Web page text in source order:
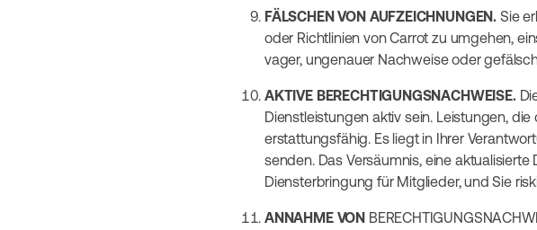
FÄLSCHEN VON AUFZEICHNUNGEN. Sie
oder Richtlinien von Carrot zu umgehen,
vager, ungenauer Nachweise oder
AKTIVE BERECHTIGUNGSNACHWEISE.
Dienstleistungen aktiv sein. Leistungen,
erstattungsfähig. Es liegt in Ihrer
senden. Das Versäumnis, eine
Diensterbringung für Mitglieder, und Sie
ANNAHME VON